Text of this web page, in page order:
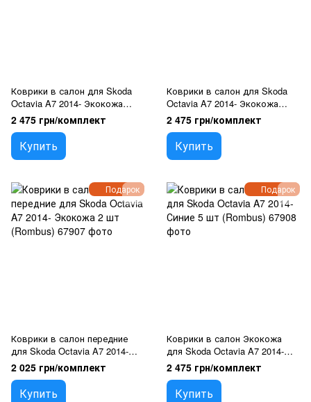
Коврики в салон для Skoda
Octavia A7 2014- Экокожа
Коричневые 5 шт (Rombus)
2 475 грн/комплект
Купить
Коврики в салон для Skoda
Octavia A7 2014- Экокожа
Красные 5 шт (Rombus)
2 475 грн/комплект
Купить
Подарок
Коврики в салон передние
для Skoda Octavia A7 2014-
Экокожа 2 шт (Rombus)
2 025 грн/комплект
Купить
Подарок
Коврики в салон Экокожа
для Skoda Octavia A7 2014-
Синие 5 шт (Rombus)
2 475 грн/комплект
Купить